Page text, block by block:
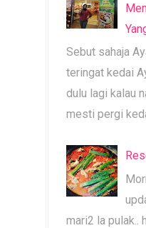
Sebut sahaja
teringat kedai
dulu lagi kalau
mesti pergi
mari2 la pulak..